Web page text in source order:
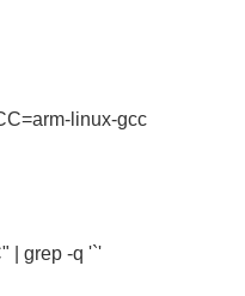
linux-gcc
| grep -q '`'